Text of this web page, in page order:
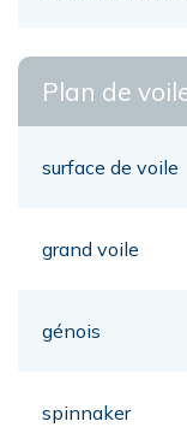
Plan de
surface de voile
grand voile
génois
spinnaker